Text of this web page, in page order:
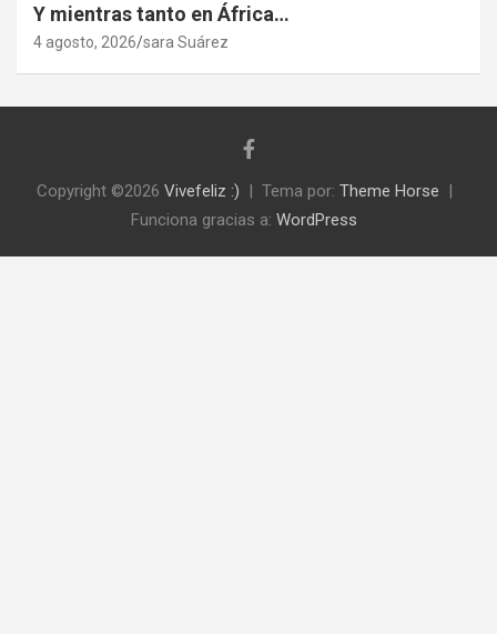
Y mientras tanto en África…
4 agosto, 2026 sara Suárez
Copyright ©2026 Vivefeliz :) Tema por: Theme Horse
Funciona gracias a: WordPress